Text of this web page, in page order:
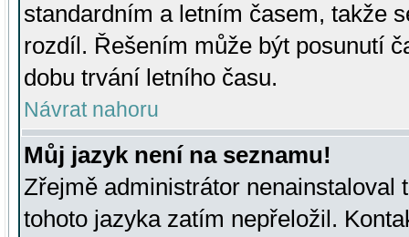
standardním a letním časem, takže
rozdíl. Řešením může být posunutí
dobu trvání letního času.
Návrat nahoru
Můj jazyk není na seznamu!
Zřejmě administrátor nenainstaloval
tohoto jazyka zatím nepřeložil.